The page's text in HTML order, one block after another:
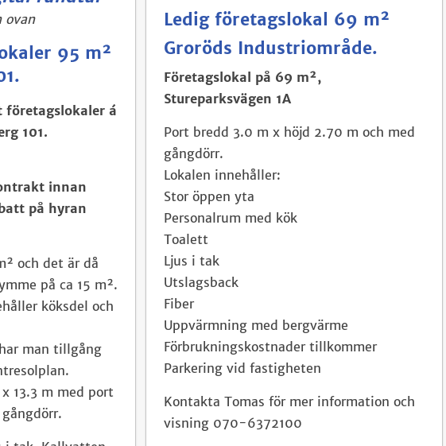
ovan
95 m²
företagslokaler á
101.
innan
på hyran
och det är då
på ca 15 m².
köksdel och
man tillgång
13.3 m med port
Ledig företagslokal 69 m²
Groröds Industriområde.
Företagslokal på 69 m²,
Stureparksvägen 1A
Port bredd 3.0 m x höjd 2.70 m och med
gångdörr.
Lokalen innehåller:
Stor öppen yta
Personalrum med kök
Toalett
Ljus i tak
Utslagsback
Fiber
Uppvärmning med bergvärme
Förbrukningskostnader tillkommer
Parkering vid fastigheten
Kontakta Tomas för mer information och
visning 070-6372100